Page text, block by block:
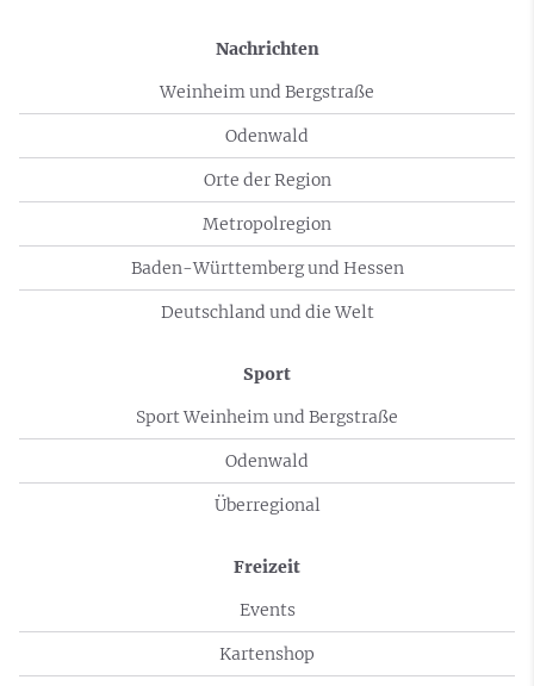
Nachrichten
Weinheim und Bergstraße
Odenwald
Orte der Region
Metropolregion
Baden-Württemberg und Hessen
Deutschland und die Welt
Sport
Sport Weinheim und Bergstraße
Odenwald
Überregional
Freizeit
Events
Kartenshop